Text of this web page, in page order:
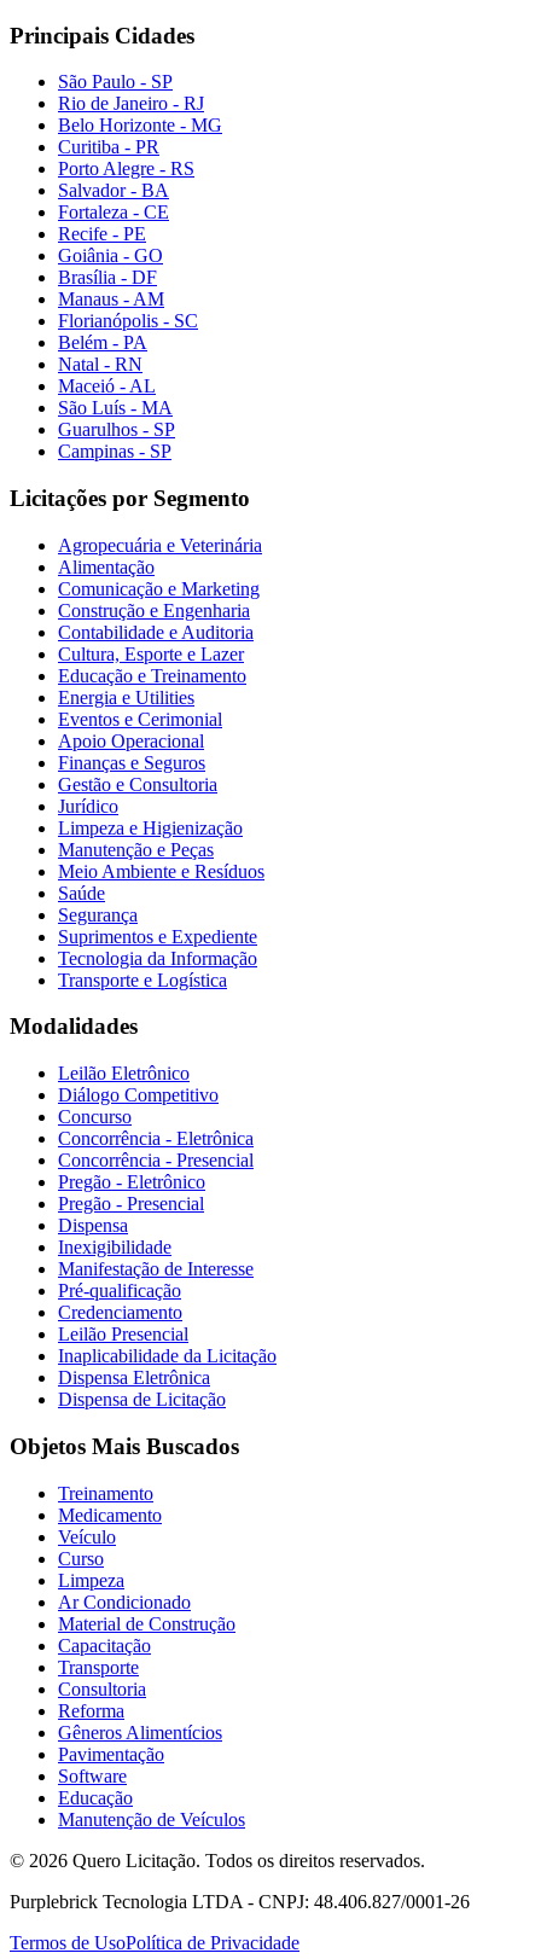
Principais Cidades
São Paulo - SP
Rio de Janeiro - RJ
Belo Horizonte - MG
Curitiba - PR
Porto Alegre - RS
Salvador - BA
Fortaleza - CE
Recife - PE
Goiânia - GO
Brasília - DF
Manaus - AM
Florianópolis - SC
Belém - PA
Natal - RN
Maceió - AL
São Luís - MA
Guarulhos - SP
Campinas - SP
Licitações por Segmento
Agropecuária e Veterinária
Alimentação
Comunicação e Marketing
Construção e Engenharia
Contabilidade e Auditoria
Cultura, Esporte e Lazer
Educação e Treinamento
Energia e Utilities
Eventos e Cerimonial
Apoio Operacional
Finanças e Seguros
Gestão e Consultoria
Jurídico
Limpeza e Higienização
Manutenção e Peças
Meio Ambiente e Resíduos
Saúde
Segurança
Suprimentos e Expediente
Tecnologia da Informação
Transporte e Logística
Modalidades
Leilão Eletrônico
Diálogo Competitivo
Concurso
Concorrência - Eletrônica
Concorrência - Presencial
Pregão - Eletrônico
Pregão - Presencial
Dispensa
Inexigibilidade
Manifestação de Interesse
Pré-qualificação
Credenciamento
Leilão Presencial
Inaplicabilidade da Licitação
Dispensa Eletrônica
Dispensa de Licitação
Objetos Mais Buscados
Treinamento
Medicamento
Veículo
Curso
Limpeza
Ar Condicionado
Material de Construção
Capacitação
Transporte
Consultoria
Reforma
Gêneros Alimentícios
Pavimentação
Software
Educação
Manutenção de Veículos
© 2026 Quero Licitação. Todos os direitos reservados.
Purplebrick Tecnologia LTDA - CNPJ: 48.406.827/0001-26
Termos de UsoPolítica de Privacidade